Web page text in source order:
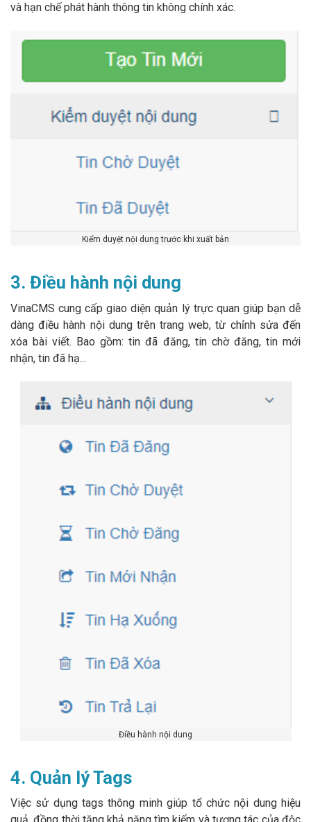
và hạn chế phát hành thông tin không chính xác.
Kiểm duyệt nội dung trước khi xuất bản
3. Điều hành nội dung
VinaCMS cung cấp giao diện quản lý trực quan giúp bạn dễ
dàng điều hành nội dung trên trang web, từ chỉnh sửa đến
xóa bài viết. Bao gồm: tin đã đăng, tin chờ đăng, tin mới
nhận, tin đã hạ...
Điều hành nội dung
4. Quản lý Tags
Việc sử dụng tags thông minh giúp tổ chức nội dung hiệu